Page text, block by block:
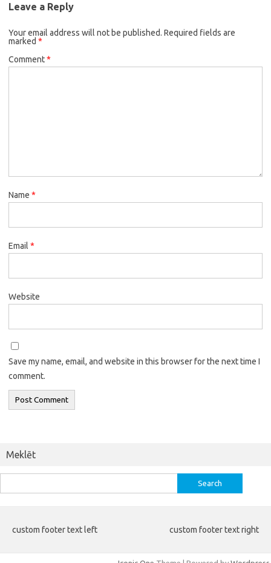
Leave a Reply
Your email address will not be published. Required fields are
marked *
Comment*
Name *
Email *
Website
Save my name, email, and website in this browser for the next time I
comment.
Meklēt
for:
custom footer text left custom footer text right